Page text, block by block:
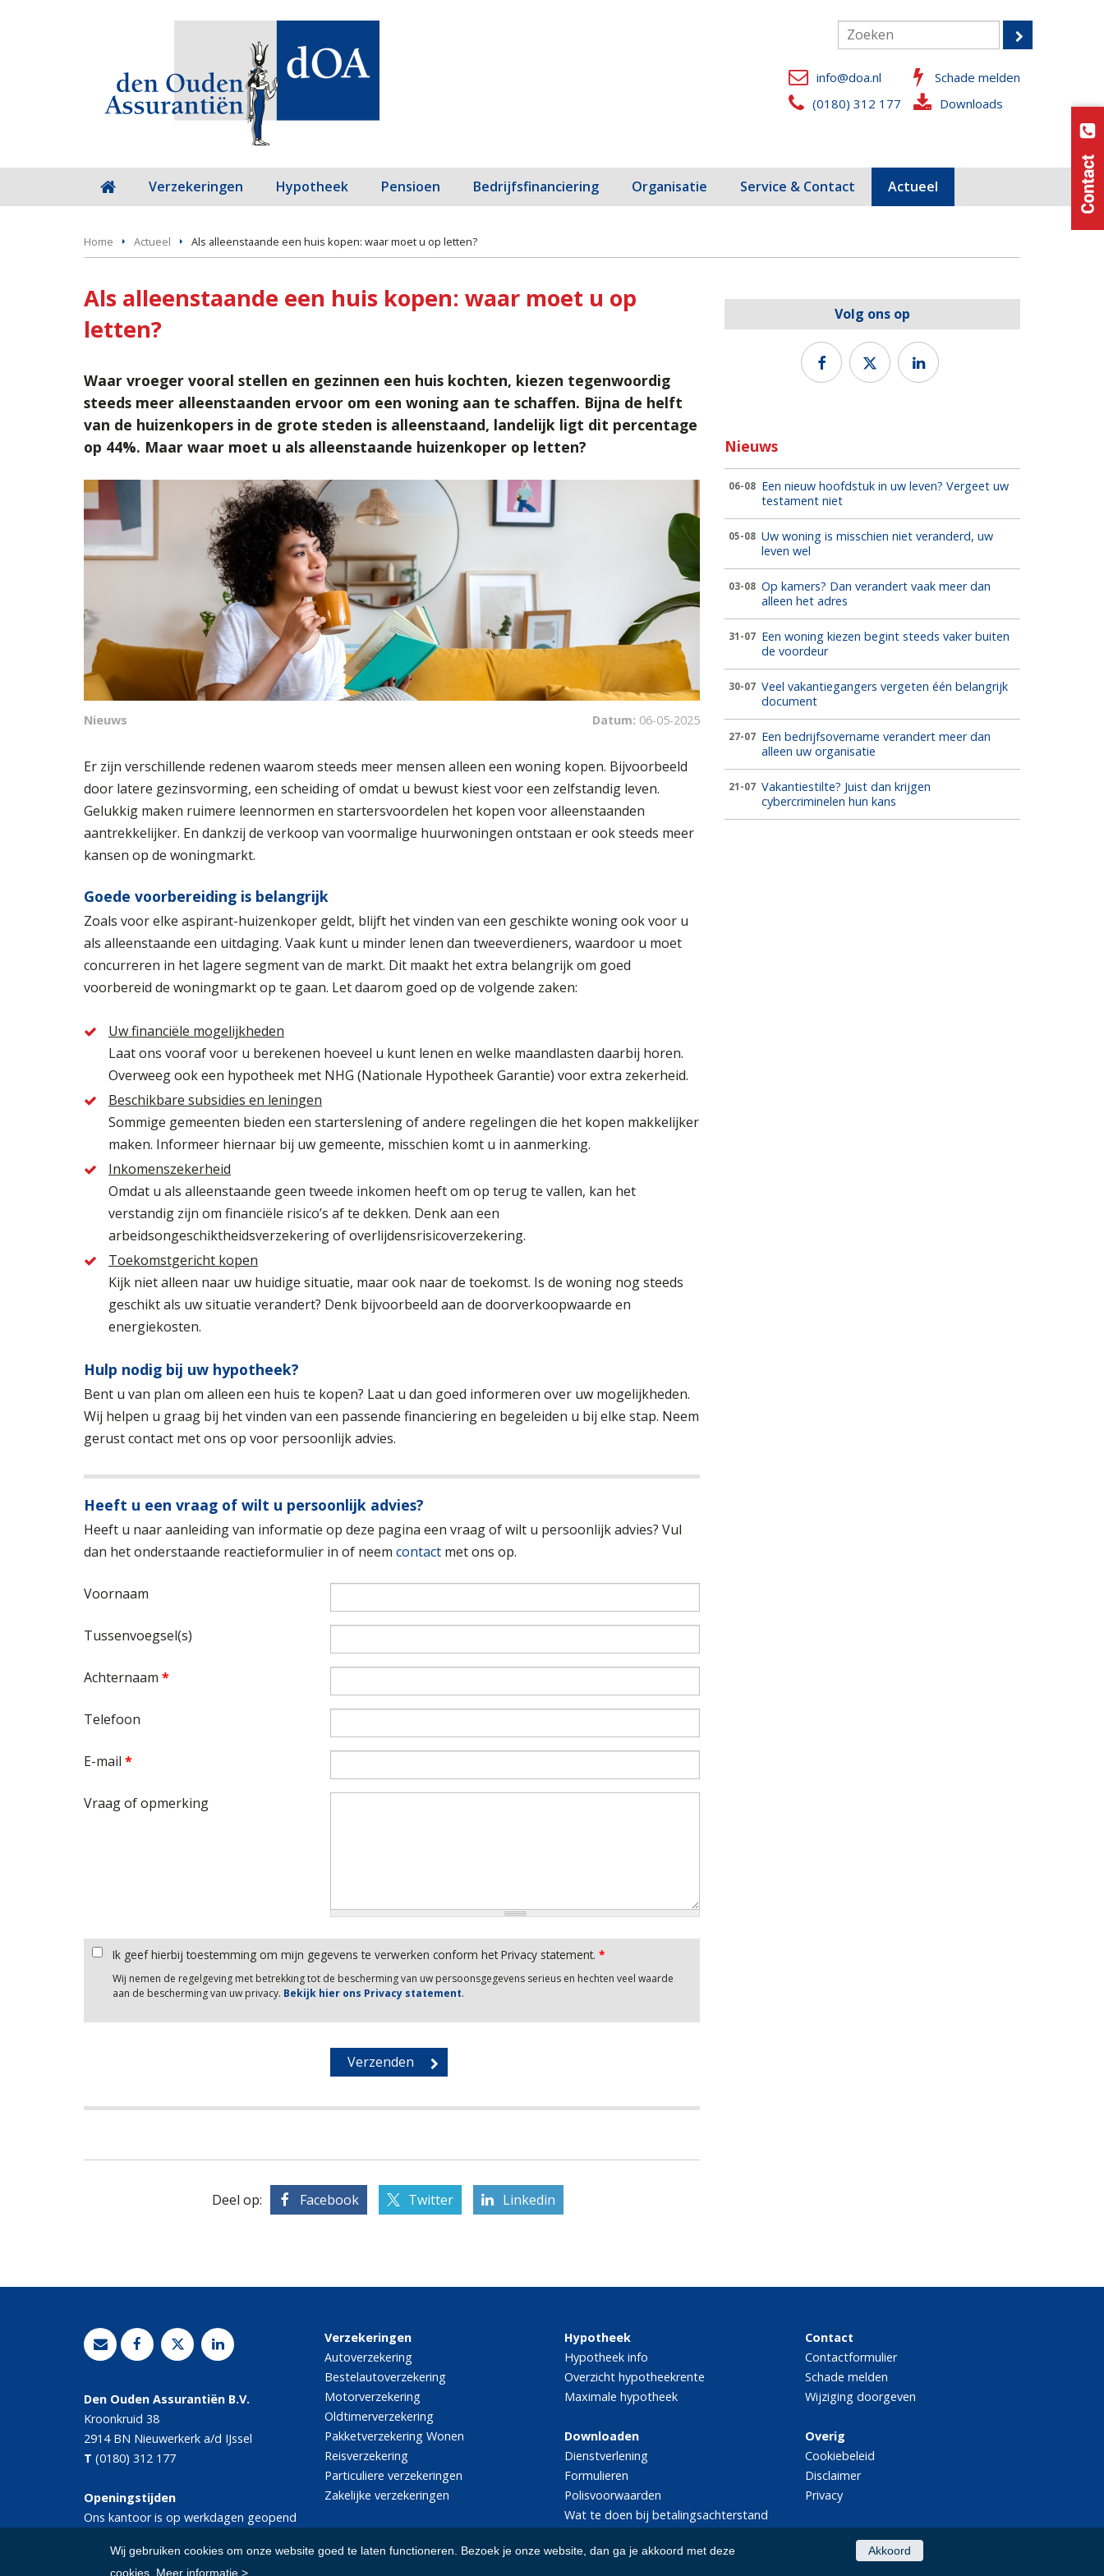
Wij gebruiken cookies om onze website goed te laten functioneren. Bezoek je onze website, dan ga je akkoord met deze
cookies. Meer informatie >
Akkoord
info@doa.nl
(0180) 312 177
Schade melden
Downloads
Verzekeringen Hypotheek Pensioen Bedrijfsfinanciering Organisatie Service & Contact Actueel
Home Actueel Als alleenstaande een huis kopen: waar moet u op letten?
Als alleenstaande een huis kopen: waar moet u op
letten?
Waar vroeger vooral stellen en gezinnen een huis kochten, kiezen tegenwoordig
steeds meer alleenstaanden ervoor om een woning aan te schaffen. Bijna de helft
van de huizenkopers in de grote steden is alleenstaand, landelijk ligt dit percentage
op 44%. Maar waar moet u als alleenstaande huizenkoper op letten?
Nieuws Datum: 06-05-2025
Er zijn verschillende redenen waarom steeds meer mensen alleen een woning kopen. Bijvoorbeeld
door latere gezinsvorming, een scheiding of omdat u bewust kiest voor een zelfstandig leven.
Gelukkig maken ruimere leennormen en startersvoordelen het kopen voor alleenstaanden
aantrekkelijker. En dankzij de verkoop van voormalige huurwoningen ontstaan er ook steeds meer
kansen op de woningmarkt.
Goede voorbereiding is belangrijk
Zoals voor elke aspirant-huizenkoper geldt, blijft het vinden van een geschikte woning ook voor u
als alleenstaande een uitdaging. Vaak kunt u minder lenen dan tweeverdieners, waardoor u moet
concurreren in het lagere segment van de markt. Dit maakt het extra belangrijk om goed
voorbereid de woningmarkt op te gaan. Let daarom goed op de volgende zaken:
Uw financiële mogelijkheden
Laat ons vooraf voor u berekenen hoeveel u kunt lenen en welke maandlasten daarbij horen.
Overweeg ook een hypotheek met NHG (Nationale Hypotheek Garantie) voor extra zekerheid.
Beschikbare subsidies en leningen
Sommige gemeenten bieden een starterslening of andere regelingen die het kopen makkelijker
maken. Informeer hiernaar bij uw gemeente, misschien komt u in aanmerking.
Inkomenszekerheid
Omdat u als alleenstaande geen tweede inkomen heeft om op terug te vallen, kan het
verstandig zijn om financiële risico’s af te dekken. Denk aan een
arbeidsongeschiktheidsverzekering of overlijdensrisicoverzekering.
Toekomstgericht kopen
Kijk niet alleen naar uw huidige situatie, maar ook naar de toekomst. Is de woning nog steeds
geschikt als uw situatie verandert? Denk bijvoorbeeld aan de doorverkoopwaarde en
energiekosten.
Hulp nodig bij uw hypotheek?
Bent u van plan om alleen een huis te kopen? Laat u dan goed informeren over uw mogelijkheden.
Wij helpen u graag bij het vinden van een passende financiering en begeleiden u bij elke stap. Neem
gerust contact met ons op voor persoonlijk advies.
Heeft u een vraag of wilt u persoonlijk advies?
Heeft u naar aanleiding van informatie op deze pagina een vraag of wilt u persoonlijk advies? Vul
dan het onderstaande reactieformulier in of neem contact met ons op.
Voornaam
Tussenvoegsel(s)
Achternaam *
Telefoon
E-mail *
Vraag of opmerking
Ik geef hierbij toestemming om mijn gegevens te verwerken conform het Privacy statement. *
Wij nemen de regelgeving met betrekking tot de bescherming van uw persoonsgegevens serieus en hechten veel waarde
aan de bescherming van uw privacy. Bekijk hier ons Privacy statement.
Deel op: Facebook Twitter Linkedin
Volg ons op
Nieuws
06-08 Een nieuw hoofdstuk in uw leven? Vergeet uw
testament niet
05-08 Uw woning is misschien niet veranderd, uw
leven wel
03-08 Op kamers? Dan verandert vaak meer dan
alleen het adres
31-07 Een woning kiezen begint steeds vaker buiten
de voordeur
30-07 Veel vakantiegangers vergeten één belangrijk
document
27-07 Een bedrijfsovername verandert meer dan
alleen uw organisatie
21-07 Vakantiestilte? Juist dan krijgen
cybercriminelen hun kans
Den Ouden Assurantiën B.V.
Kroonkruid 38
2914 BN Nieuwerkerk a/d IJssel
T (0180) 312 177
Openingstijden
Ons kantoor is op werkdagen geopend
Verzekeringen
Autoverzekering
Bestelautoverzekering
Motorverzekering
Oldtimerverzekering
Pakketverzekering Wonen
Reisverzekering
Particuliere verzekeringen
Zakelijke verzekeringen
Hypotheek
Hypotheek info
Overzicht hypotheekrente
Maximale hypotheek
Downloaden
Dienstverlening
Formulieren
Polisvoorwaarden
Wat te doen bij betalingsachterstand
Contact
Contactformulier
Schade melden
Wijziging doorgeven
Overig
Cookiebeleid
Disclaimer
Privacy